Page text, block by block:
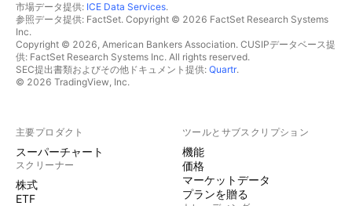
市場データ提供: ICE Data Services.
参照データ提供: FactSet. Copyright © 2026 FactSet Research Systems
Inc.
Copyright © 2026, American Bankers Association. CUSIPデータベース提
供: FactSet Research Systems Inc. All rights reserved.
SEC提出書類およびその他ドキュメント提供: Quartr.
© 2026 TradingView, Inc.
主要プロダクト
スーパーチャート
スクリーナー
株式
ETF
ツールとサブスクリプション
機能
価格
マーケットデータ
プランを贈る